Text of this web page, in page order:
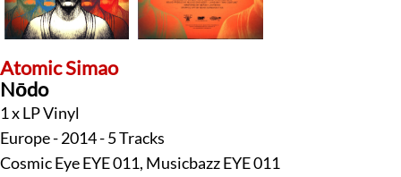
Atomic Simao
Nōdo
1 x LP Vinyl
Europe - 2014 - 5 Tracks
Cosmic Eye EYE 011, Musicbazz EYE 011